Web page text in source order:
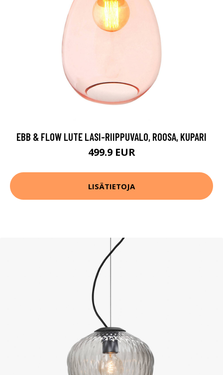
EBB & FLOW LUTE LASI-RIIPPUVALO, ROOSA, KUPARI
499.9 EUR
LISÄTIETOJA